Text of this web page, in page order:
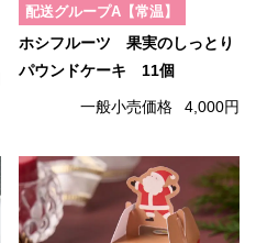
配送グループA【常温】
ホシフルーツ 果実のしっとり
パウンドケーキ 11個
一般小売価格 4,000円